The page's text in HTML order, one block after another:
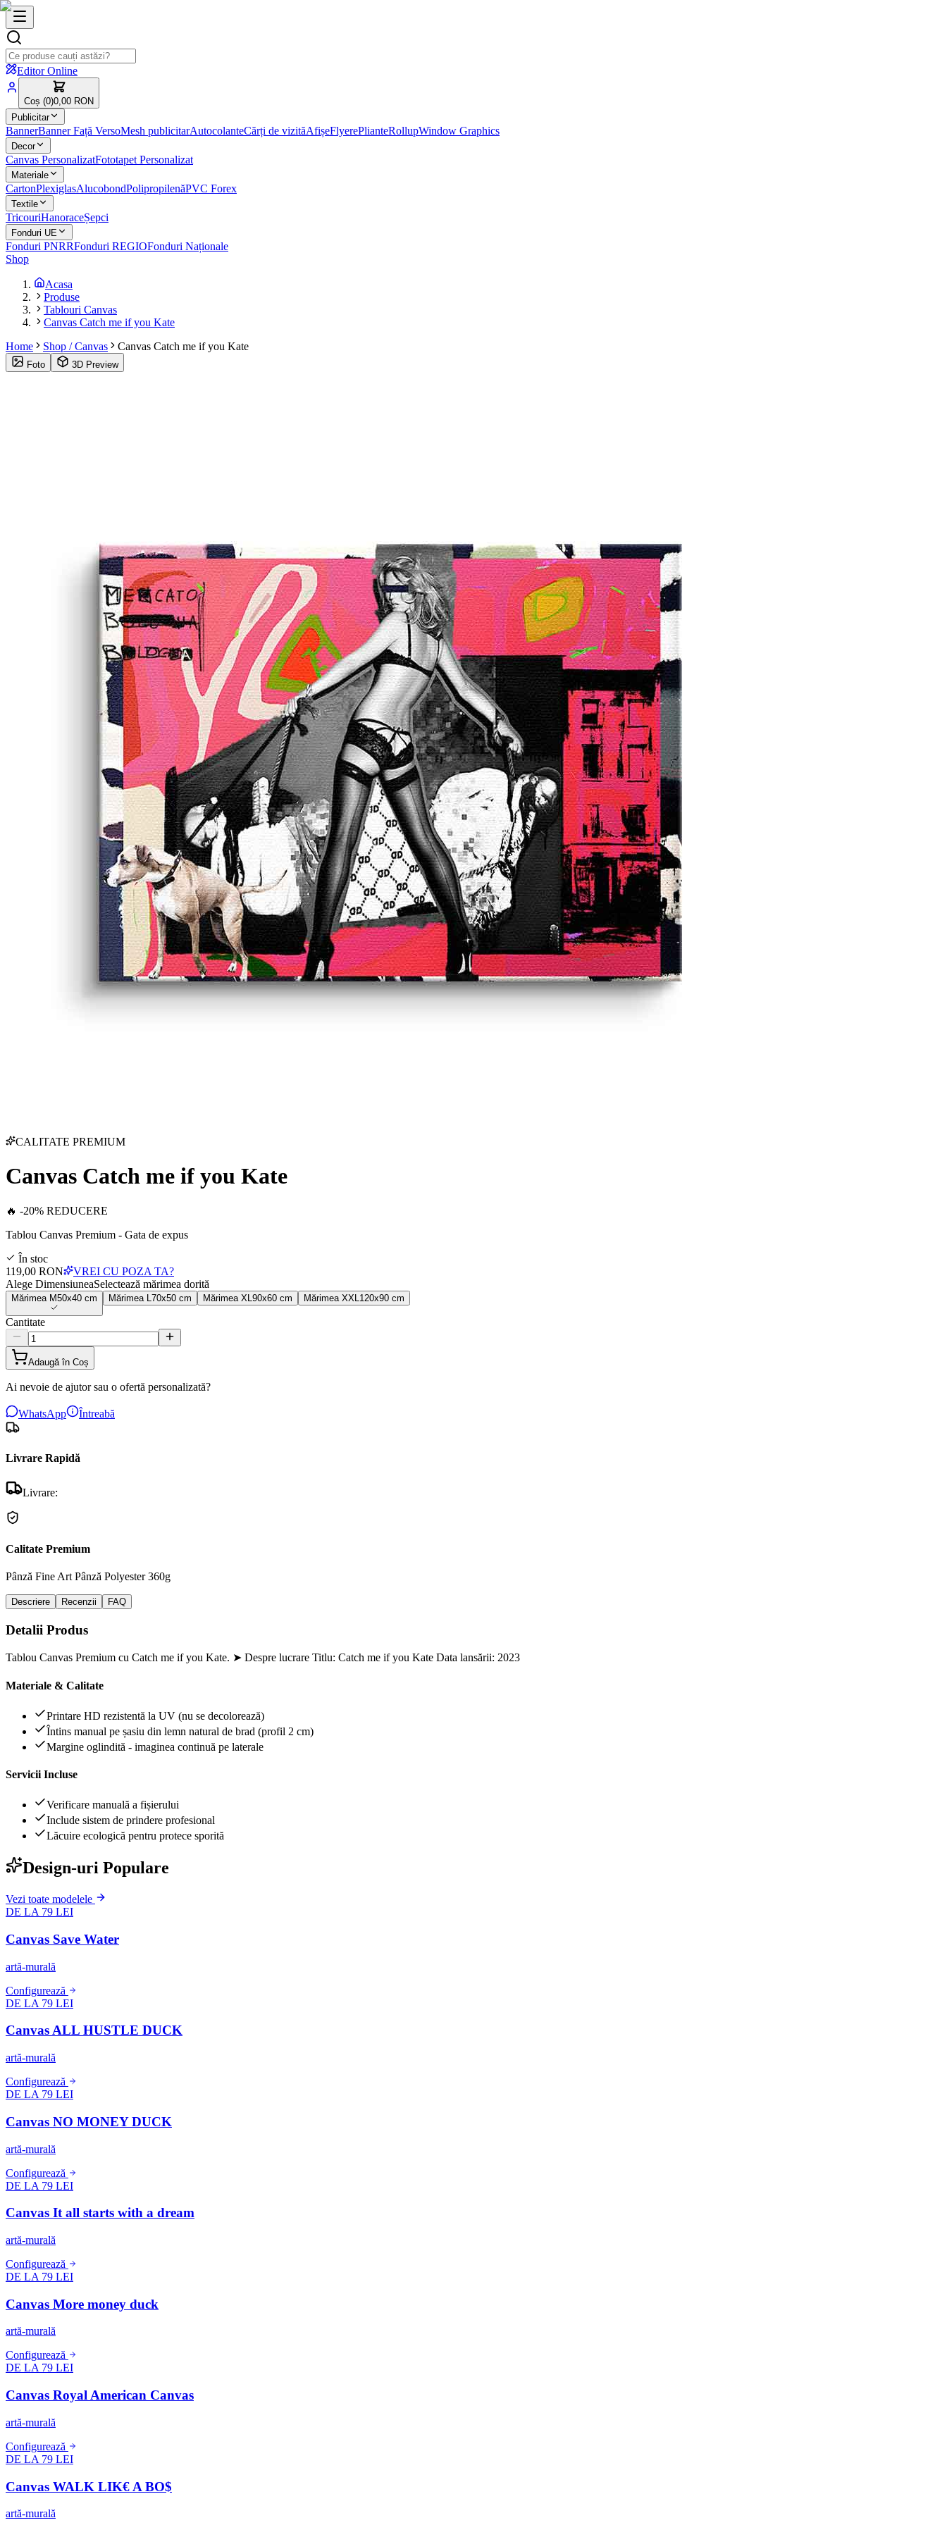
Editor Online
Coș (0)0,00 RON
Publicitar
BannerBanner Față VersoMesh publicitarAutocolanteCărți de vizităAfișeFlyerePlianteRollupWindow Graphics
Decor
Canvas PersonalizatFototapet Personalizat
Materiale
CartonPlexiglasAlucobondPolipropilenăPVC Forex
Textile
TricouriHanoraceȘepci
Fonduri UE
Fonduri PNRRFonduri REGIOFonduri Naționale
Shop
Acasa
Produse
Tablouri Canvas
Canvas Catch me if you Kate
Home
Shop / Canvas Canvas Catch me if you Kate
Foto 3D Preview
CALITATE PREMIUM
Canvas Catch me if you Kate
🔥 -20% REDUCERE
Tablou Canvas Premium - Gata de expus
În stoc
119,00 RON
VREI CU POZA TA?
Alege DimensiuneaSelectează mărimea dorită
Mărimea M50x40 cm Mărimea 70x50 cm Mărimea XL 90x60 cm Mărimea XXL 120x90 cm
Cantitate
Adaugă în Coș
Ai nevoie de ajutor sau o ofertă personalizată?
WhatsApp Întreabă
Livrare Rapidă
Livrare:
Calitate Premium
Pânză Fine Art Pânză Polyester 360g
Descriere Recenzii FAQ
Detalii Produs
Tablou Canvas Premium cu Catch me if you Kate. ➤ Despre lucrare Titlu: Catch me if you Kate Data lansării: 2023
Materiale & Calitate
Printare HD rezistentă la UV (nu se decolorează)
Întins manual pe șasiu din lemn natural de brad (profil 2 cm)
Margine oglindită - imaginea continuă pe laterale
Servicii Incluse
Verificare manuală a fișierului
Include sistem de prindere profesional
Lăcuire ecologică pentru protece sporită
Design-uri Populare
Vezi toate modelele
DE LA 79 LEI
Canvas Save Water
artă-murală
Configurează
DE LA 79 LEI
Canvas ALL HUSTLE DUCK
artă-murală
Configurează
DE LA 79 LEI
Canvas NO MONEY DUCK
artă-murală
Configurează
DE LA 79 LEI
Canvas It all starts with a dream
artă-murală
Configurează
DE LA 79 LEI
Canvas More money duck
artă-murală
Configurează
DE LA 79 LEI
Canvas Royal American Canvas
artă-murală
Configurează
DE LA 79 LEI
Canvas WALK LIK€ A BO$
artă-murală